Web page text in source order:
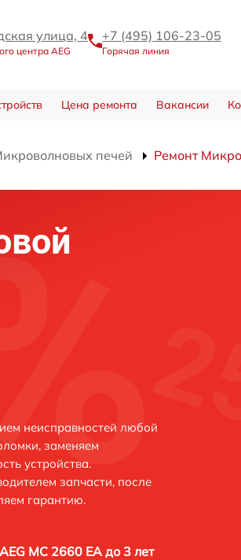
улица, 4
центра AEG
+7 (495) 106-23-05
Горячая линия
Цена ремонта Вакансии
печей Ремонт
неисправностей любой
заменяем
устройства.
запчасти, после
гарантию.
MC 2660 EA до 3 лет